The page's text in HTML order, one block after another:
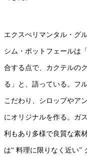
エクスぺリマンタル・グ
シム・ポットフェールは
合する点で、カクテルの
る」と、語っている。フ
こだわり、シロップやア
にオリジナルを作る。ガ
利もあり多様で良質な素
は“ 料理に限りなく近い”